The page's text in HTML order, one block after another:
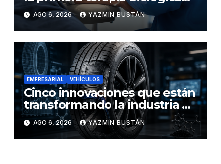
de precisión capaz de
detener el daño renal por
nefritis lúpica
AGO 6, 2026 YAZMÍN BUSTÁN
EMPRESARIAL VEHÍCULOS
Cinco innovaciones que están
transformando la industria de
los neumáticos y redefinen el
futuro de la movilidad
AGO 6, 2026 YAZMÍN BUSTÁN